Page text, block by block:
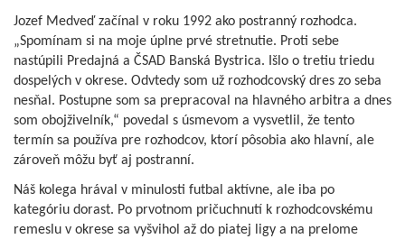
Jozef Medveď začínal v roku 1992 ako postranný rozhodca.
„Spomínam si na moje úplne prvé stretnutie. Proti sebe
nastúpili Predajná a ČSAD Banská Bystrica. Išlo o tretiu triedu
dospelých v okrese. Odvtedy som už rozhodcovský dres zo seba
nesňal. Postupne som sa prepracoval na hlavného arbitra a dnes
som obojživelník,“ povedal s úsmevom a vysvetlil, že tento
termín sa používa pre rozhodcov, ktorí pôsobia ako hlavní, ale
zároveň môžu byť aj postranní.
Náš kolega hrával v minulosti futbal aktívne, ale iba po
kategóriu dorast. Po prvotnom pričuchnutí k rozhodcovskému
remeslu v okrese sa vyšvihol až do piatej ligy a na prelome